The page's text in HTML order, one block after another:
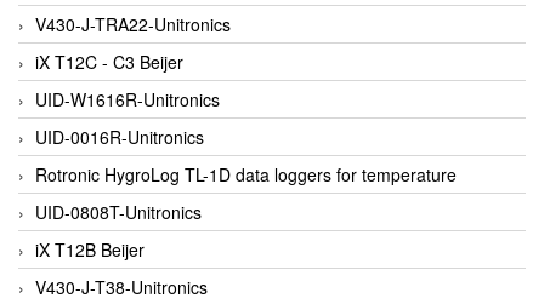
Exergen
Exide Technologies Vietnam
EXOR
FAIRCHILD
FANUC
FDM/ F.lli Della Marca Srl
FEIN
Felm
V430-J-TRA22-Unitronics
iX T12C - C3 Beijer
UID-W1616R-Unitronics
UID-0016R-Unitronics
Rotronic HygroLog TL-1D data loggers for temperature
UID-0808T-Unitronics
iX T12B Beijer
V430-J-T38-Unitronics